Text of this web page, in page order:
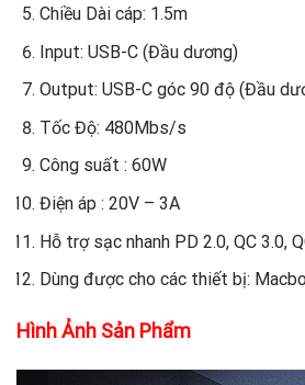
Chiều Dài cáp: 1.5m
Input: USB-C (Đầu dương)
Output: USB-C góc 90 độ (Đầu
Tốc Độ: 480Mbs/s
Công suất : 60W
Điện áp : 20V – 3A
Hỗ trợ sạc nhanh PD 2.0, QC 3.0,
Dùng được cho các thiết bị:
Hình Ảnh Sản Phẩm